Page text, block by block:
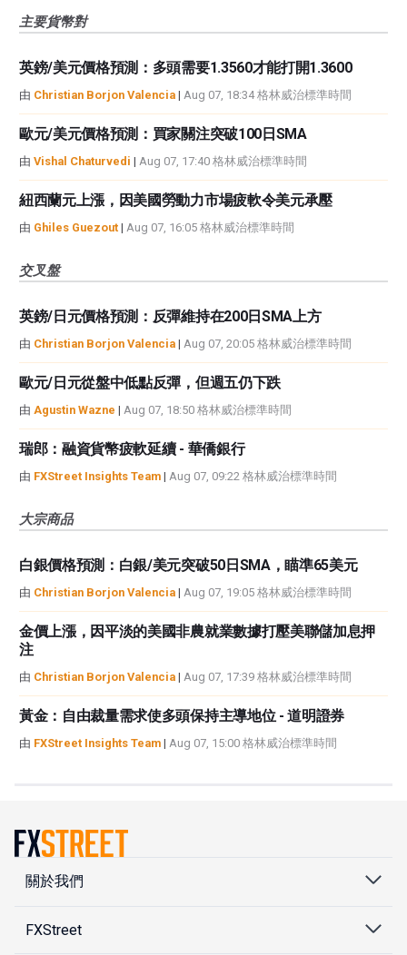
主要貨幣對
英鎊/美元價格預測：多頭需要1.3560才能打開1.3600
由 Christian Borjon Valencia | Aug 07, 18:34 格林威治標準時間
歐元/美元價格預測：買家關注突破100日SMA
由 Vishal Chaturvedi | Aug 07, 17:40 格林威治標準時間
紐西蘭元上漲，因美國勞動力市場疲軟令美元承壓
由 Ghiles Guezout | Aug 07, 16:05 格林威治標準時間
交叉盤
英鎊/日元價格預測：反彈維持在200日SMA上方
由 Christian Borjon Valencia | Aug 07, 20:05 格林威治標準時間
歐元/日元從盤中低點反彈，但週五仍下跌
由 Agustin Wazne | Aug 07, 18:50 格林威治標準時間
瑞郎：融資貨幣疲軟延續 - 華僑銀行
由 FXStreet Insights Team | Aug 07, 09:22 格林威治標準時間
大宗商品
白銀價格預測：白銀/美元突破50日SMA，瞄準65美元
由 Christian Borjon Valencia | Aug 07, 19:05 格林威治標準時間
金價上漲，因平淡的美國非農就業數據打壓美聯儲加息押
注
由 Christian Borjon Valencia | Aug 07, 17:39 格林威治標準時間
黃金：自由裁量需求使多頭保持主導地位 - 道明證券
由 FXStreet Insights Team | Aug 07, 15:00 格林威治標準時間
關於我們
FXStreet